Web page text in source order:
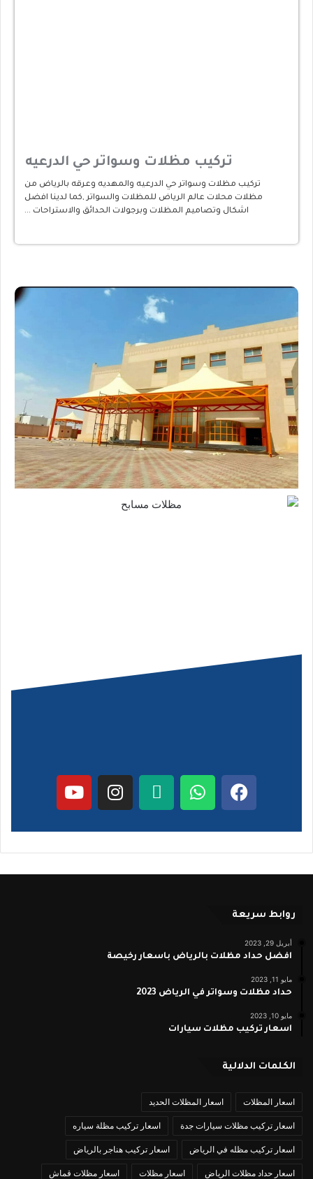
تركيب مظلات وسواتر حي الدرعيه
تركيب مظلات وسواتر حي الدرعيه والمهديه وعرقه بالرياض من
مظلات محلات عالم الرياض للمظلات والسواتر ,كما لدينا افضل
اشكال وتصاميم المظلات وبرجولات الحدائق والاستراحات …
روابط سريعة
أبريل 29, 2023
افضل حداد مظلات بالرياض باسعار رخيصة
مايو 11, 2023
حداد مظلات وسواتر في الرياض 2023
مايو 10, 2023
اسعار تركيب مظلات سيارات
الكلمات الدلالية
اسعار المظلات اسعار المظلات الحديد
اسعار تركيب مظلات سيارات جدة اسعار تركيب مظلة سياره
اسعار تركيب مظله في الرياض اسعار تركيب هناجر بالرياض
اسعار حداد مظلات الرياض اسعار مظلات اسعار مظلات قماش